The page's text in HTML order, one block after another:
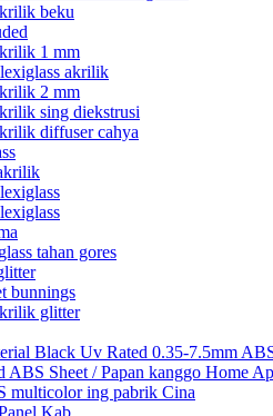
beku
1 mm
akrilik
2 mm
sing diekstrusi
diffuser cahya
tahan gores
bunnings
glitter
Black Uv Rated 0.35-7.5mm
ABS Sheet / Papan kanggo Home
multicolor ing pabrik Cina
Kab